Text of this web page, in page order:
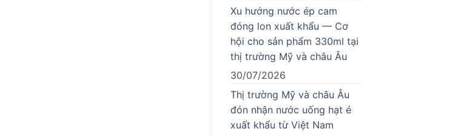
Xu hướng nước ép cam
đóng lon xuất khẩu — Cơ
hội cho sản phẩm 330ml tại
thị trường Mỹ và châu Âu
30/07/2026
Thị trường Mỹ và châu Âu
đón nhận nước uống hạt é
xuất khẩu từ Việt Nam